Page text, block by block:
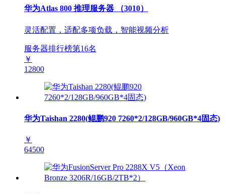
华为Atlas 800 推理服务器 （3010）
灵活配置，适配多项负载，智能视频分析
服务器排行榜第16名
￥
12800
华为Taishan 2280(鲲鹏920 7260*2/128GB/960GB*4固态)
￥
64500